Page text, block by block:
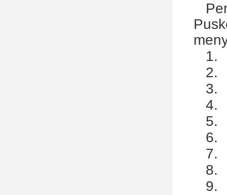
1.
2.
3.
4.
5.
6.
7.
8.
9.